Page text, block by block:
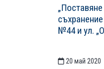
№44 и ул.
20 май 2020